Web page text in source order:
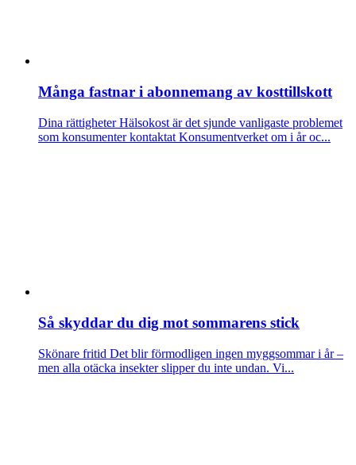
Många fastnar i abonnemang av kosttillskott
Dina rättigheterHälsokost är det sjunde vanligaste problemet
som konsumenter kontaktat Konsumentverket om i år oc...
Så skyddar du dig mot sommarens stick
Skönare fritid Det blir förmodligen ingen myggsommar i år –
men alla otäcka insekter slipper du inte undan. Vi...